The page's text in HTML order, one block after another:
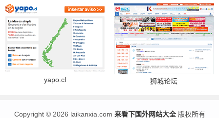
yapo.cl 狮城论坛
Copyright ©2026 laikanxia.com 来看下国外网站大全版权所有